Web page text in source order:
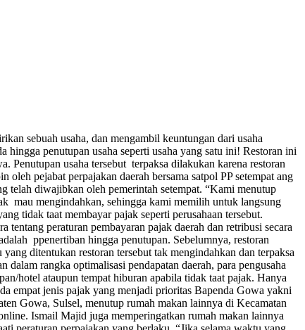
sebuah usaha, dan mengambil keuntungan dari usaha
penutupan usaha seperti usaha yang satu ini! Restoran ini
usaha tersebut terpaksa dilakukan karena restoran
pejabat perpajakan daerah bersama satpol PP setempat ang
telah diwajibkan oleh pemerintah setempat. “Kami menutup
mau mengindahkan, sehingga kami memilih untuk langsung
tidak taat membayar pajak seperti perusahaan tersebut.
tentang peraturan pembayaran pajak daerah dan retribusi secara
ppenertiban hingga penutupan. Sebelumnya, restoran
ditentukan restoran tersebut tak mengindahkan dan terpaksa
rangka optimalisasi pendapatan daerah, para pengusaha
hotel ataupun tempat hiburan apabila tidak taat pajak. Hanya
empat jenis pajak yang menjadi prioritas Bapenda Gowa yakni
Gowa, Sulsel, menutup rumah makan lainnya di Kecamatan
Ismail Majid juga memperingatkan rumah makan lainnya